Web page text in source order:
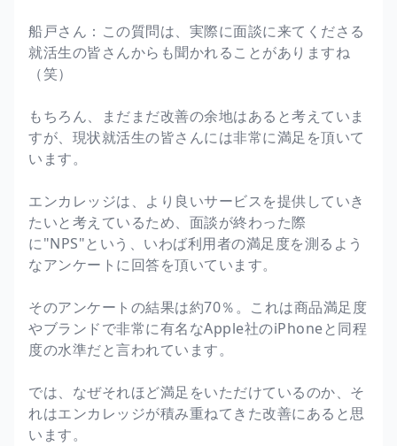
船戸さん：この質問は、実際に面談に来てくださる
就活生の皆さんからも聞かれることがありますね
（笑）
もちろん、まだまだ改善の余地はあると考えていま
すが、現状就活生の皆さんには非常に満足を頂いて
います。
エンカレッジは、より良いサービスを提供していき
たいと考えているため、面談が終わった際
に"NPS"という、いわば利用者の満足度を測るよう
なアンケートに回答を頂いています。
そのアンケートの結果は約70％。これは商品満足度
やブランドで非常に有名なApple社のiPhoneと同程
度の水準だと言われています。
では、なぜそれほど満足をいただけているのか、そ
れはエンカレッジが積み重ねてきた改善にあると思
います。